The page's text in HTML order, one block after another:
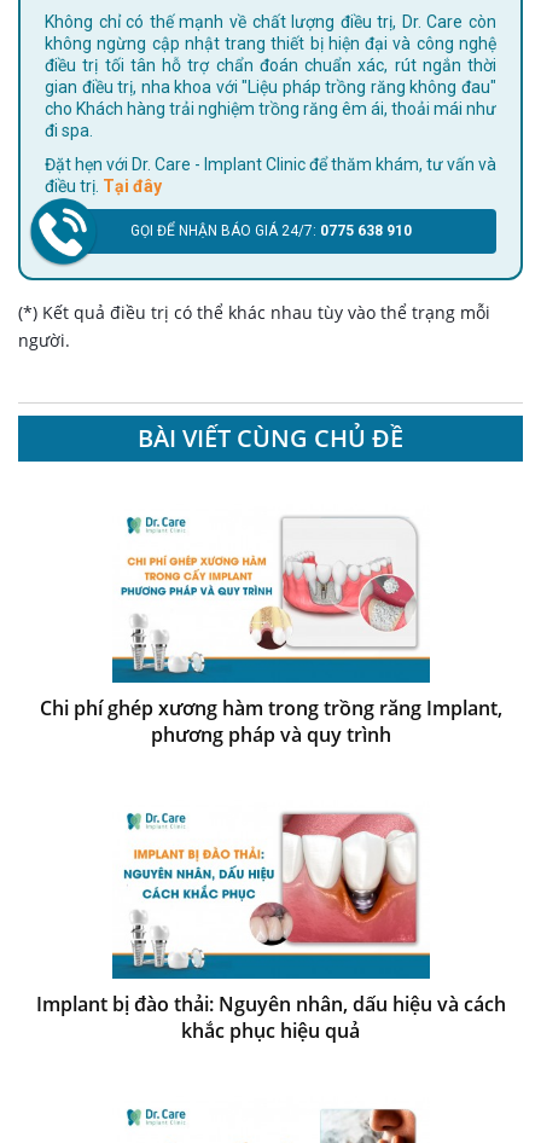
Không chỉ có thế mạnh về chất lượng điều trị, Dr. Care còn
không ngừng cập nhật trang thiết bị hiện đại và công nghệ
điều trị tối tân hỗ trợ chẩn đoán chuẩn xác, rút ngắn thời
gian điều trị, nha khoa với "Liệu pháp trồng răng không đau"
cho Khách hàng trải nghiệm trồng răng êm ái, thoải mái như
đi spa.
Đặt hẹn với Dr. Care - Implant Clinic để thăm khám, tư vấn và
điều trị. Tại đây
GỌI ĐỂ NHẬN BÁO GIÁ 24/7: 0775 638 910
(*) Kết quả điều trị có thể khác nhau tùy vào thể trạng mỗi
người.
BÀI VIẾT CÙNG CHỦ ĐỀ
Chi phí ghép xương hàm trong trồng răng Implant,
phương pháp và quy trình
Implant bị đào thải: Nguyên nhân, dấu hiệu và cách
khắc phục hiệu quả